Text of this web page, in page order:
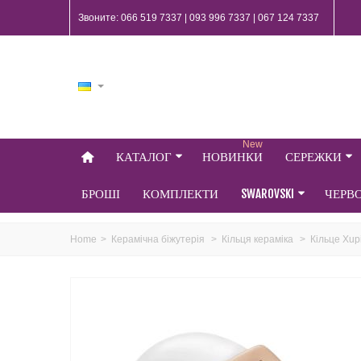
Звоните: 066 519 7337 | 093 996 7337 | 067 124 7337
КАТАЛОГ НОВИНКИ
New
СЕРЕЖКИ
БРОШІ КОМПЛЕКТИ SWAROVSKI
Home > Керамічна біжутерія > Кільця кераміка > Кільце